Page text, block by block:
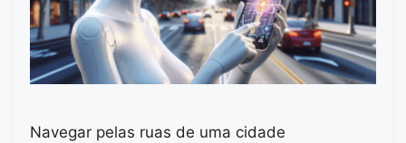
Navegar pelas ruas de uma cidade